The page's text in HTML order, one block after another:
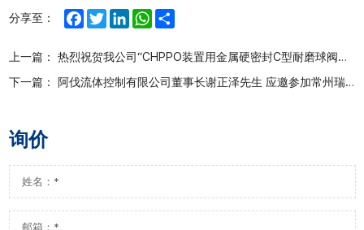
分享至： Facebook
TwitterLinkedInWhatsApp
上一篇： 热烈祝贺我公司“CHPPO装置用金属硬密封C型耐磨球阀国产化应用” 入选山东省重大科技成果
下一篇：
阿伐流体控制有限公司董事长谢正泽先生 应邀参加常州瑞华化工技术股份有限公司上市庆典活动
询价